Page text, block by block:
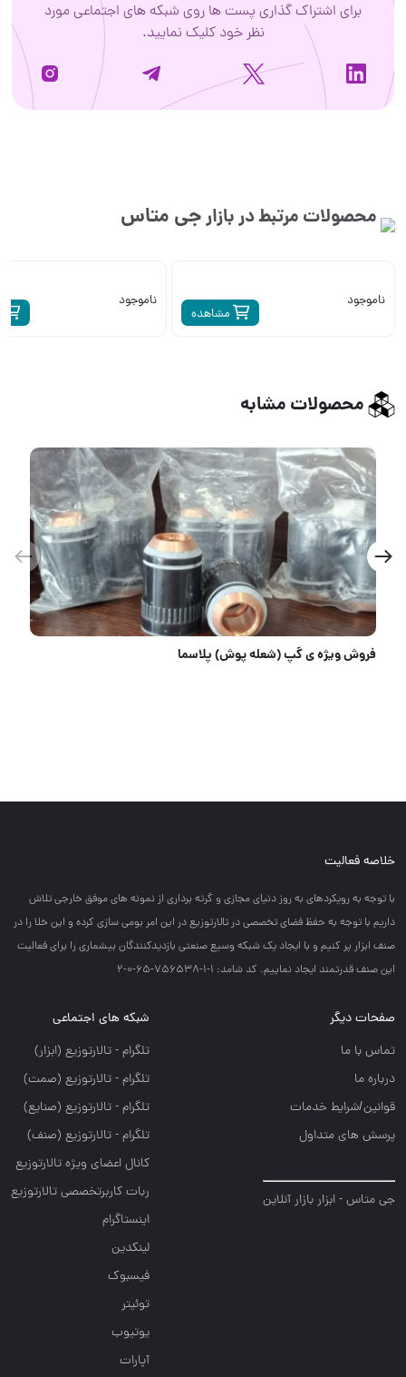
برای اشتراک گذاری پست ها روی شبکه های اجتماعی مورد
نظر خود کلیک نمایید.
محصولات مرتبط در بازارجی متاس
مشاهده
ناموجود ناموجود
محصولات مشابه
آشا تولز؛ انتخاب حرفه‌ای‌ها برای لوازم برش پلاسما هایپرترم
خلاصه فعالیت
با توجه به رويكردهاي به روز دنياي مجازي و گرته برداري از نمونه هاي موفق خارجي تلاش
داريم با توجه به حفظ فضاي تخصصي در تالارتوزيع در اين امر بومي سازي كرده و اين خلا را در
صنف ابزار پر كنيم و با ايجاد يك شبكه وسيع صنعتي بازديدكنندگان بيشماري را براي فعاليت
اين صنف قدرتمند ايجاد نماييم. کد شامد: 1-1-756538-65-0-2
صفحات دیگر
تماس با ما
درباره ما
قوانین/شرایط خدمات
پرسش های متداول
جی متاس - ابزار بازار آنلاین
شبکه های اجتماعی
تلگرام - تالارتوزيع (ابزار)
تلگرام - تالارتوزيع (صمت)
تلگرام - تالارتوزيع (صنايع)
تلگرام - تالارتوزیع (صنف)
کانال اعضای ویژه تالارتوزیع
ربات کاربرتخصصی تالارتوزیع
اینستاگرام
لینکدین
فیسبوک
توئیتر
یوتیوب
آپارات